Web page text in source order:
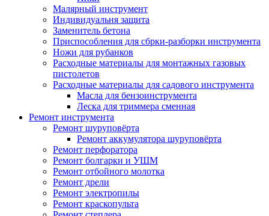
Малярный инструмент
Индивидуальня защита
Заменитель бетона
Приспособления для сбрки-разборки инструмента
Ножи для рубанков
Расходные материалы для монтажных газовых
пистолетов
Расходные материалы для садового инструмента
Масла для бензоинструмента
Леска для триммера сменная
Ремонт инструмента
Ремонт шуруповёрта
Ремонт аккумулятора шуруповёрта
Ремонт перфоратора
Ремонт болгарки и УШМ
Ремонт отбойного молотка
Ремонт дрели
Ремонт электропилы
Ремонт краскопульта